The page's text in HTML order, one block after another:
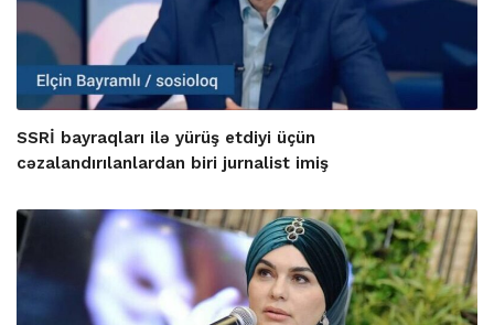
SSRİ bayraqları ilə yürüş etdiyi üçün
cəzalandırılanlardan biri jurnalist imiş